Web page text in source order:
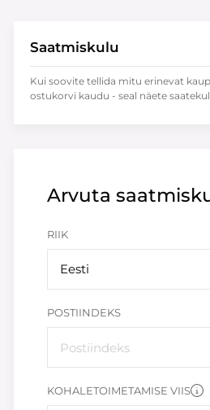
Arvuta
RIIK
Eesti
POSTIINDEKS
KOHALETOIMETAMISE VIIS
Saatmiskulu
Kui soovite tellida mitu erinevat
ostukorvi kaudu - seal näete